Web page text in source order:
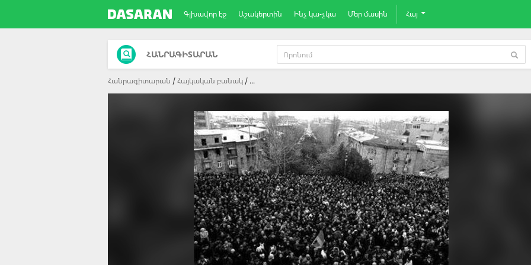
Գլխավոր էջ Աշակերտին Ինչ կա-չկա Մեր մասին Հայ
ՀԱՆՐԱԳԻՏԱՐԱՆ
Հանրագիտարան Հայկական բանակ ...